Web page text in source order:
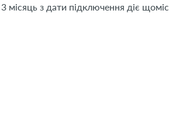
місяць з дати підключення діє